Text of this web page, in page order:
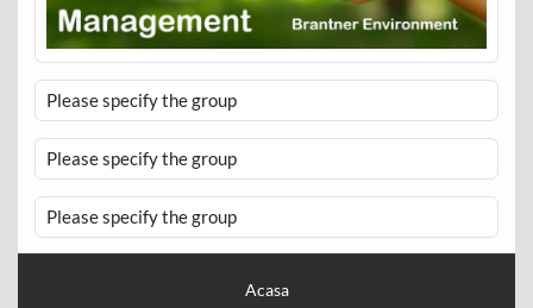
Please specify the group
Please specify the group
Please specify the group
Acasa